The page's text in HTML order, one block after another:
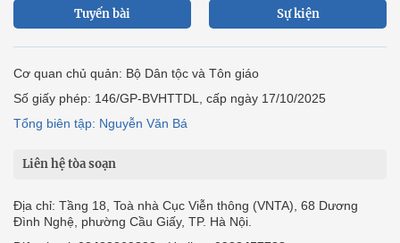
Tuyến bài Sự kiện
Cơ quan chủ quản: Bộ Dân tộc và Tôn giáo
Số giấy phép: 146/GP-BVHTTDL, cấp ngày 17/10/2025
Tổng biên tập: Nguyễn Văn Bá
Liên hệ tòa soạn
Địa chỉ: Tầng 18, Toà nhà Cục Viễn thông (VNTA), 68 Dương
Đình Nghệ, phường Cầu Giấy, TP. Hà Nội.